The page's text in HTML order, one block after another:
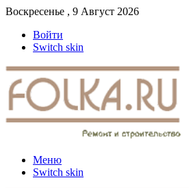
Воскресенье , 9 Август 2026
Войти
Switch skin
Меню
Switch skin